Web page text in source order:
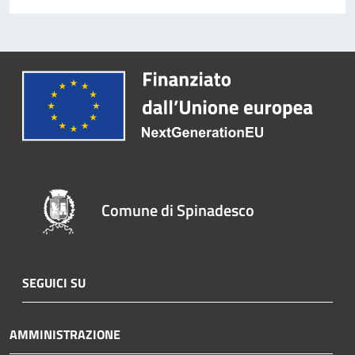
Comune di Spinadesco
SEGUICI SU
AMMINISTRAZIONE